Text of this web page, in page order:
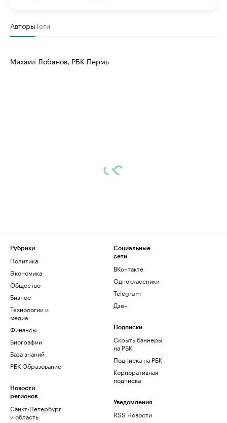
АвторыТеги
Михаил Лобанов, РБК Пермь
Рубрики
Политика
Экономика
Общество
Бизнес
Технологии и
медиа
Финансы
Биографии
База знаний
РБК Образование
Новости
регионов
Санкт-Петербург
и область
Социальные
сети
ВКонтакте
Одноклассники
Telegram
Дзен
Подписки
Скрыть баннеры
на РБК
Подписка на РБК
Корпоративная
подписка
Уведомления
RSS Новости